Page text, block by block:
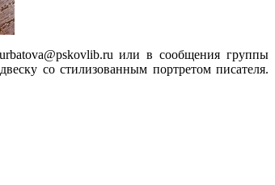
или в сообщения группы
со стилизованным портретом писателя.